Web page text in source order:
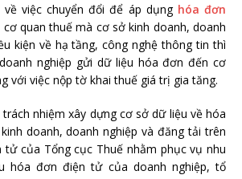
việc chuyển đổi để áp dụng hóa đơn
cơ quan thuế mà cơ sở kinh doanh, doanh
kiện về hạ tầng, công nghệ thông tin thì
nghiệp gửi dữ liệu hóa đơn đến cơ
với việc nộp tờ khai thuế giá trị gia tăng.
nhiệm xây dựng cơ sở dữ liệu về hóa
doanh, doanh nghiệp và đăng tải trên
tử của Tổng cục Thuế nhằm phục vụ nhu
hóa đơn điện tử của doanh nghiệp, tổ